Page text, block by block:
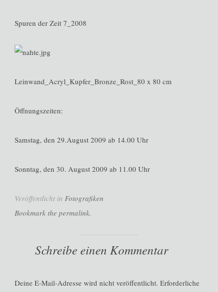
Spuren der Zeit 7_2008
Leinwand_Acryl_Kupfer_Bronze_Rost_80 x 80 cm
Öffnungszeiten:
Samstag, den 29.August 2009 ab 14.00 Uhr
Sonntag, den 30. August 2009 ab 11.00 Uhr
Veröffentlicht in Fotografiken
Bookmark the permalink.
Schreibe einen Kommentar
Deine E-Mail-Adresse wird nicht veröffentlicht. Erforderliche